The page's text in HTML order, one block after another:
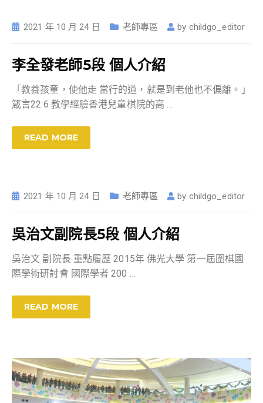
2021 年 10 月 24 日 老師專區 by childgo_editor
李全發老師5段 個人介紹
「教養孩童，使他走 當行的道，就是到老他也不偏離。」
箴言22:6 教學經驗香港兒童棋院的高…
READ MORE
2021 年 10 月 24 日 老師專區 by childgo_editor
吳治文副院長5段 個人介紹
吳治文 副院長 重點履歷 2015年 佛光大學 第一屆圍棋國
際學術研討會 國際學者 200 …
READ MORE